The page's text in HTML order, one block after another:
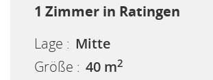
1 Zimmer in Ratingen
Lage : Mitte
Größe : 40 m2